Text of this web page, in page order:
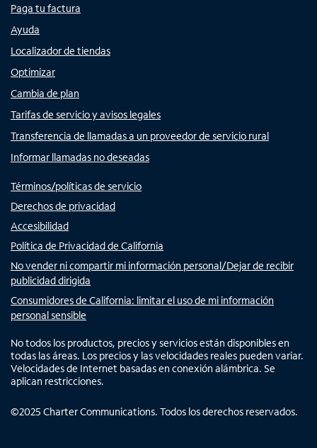
Paga tu factura
Ayuda
Localizador de tiendas
Optimizar
Cambia de plan
Tarifas de servicio y avisos legales
Transferencia de llamadas a un proveedor de servicio rural
Informar llamadas no deseadas
Términos/políticas de servicio
Derechos de privacidad
Accesibilidad
Política de Privacidad de California
No vender ni compartir mi información personal/Dejar de recibir
publicidad dirigida
Consumidores de California: limitar el uso de mi información
personal sensible
No todos los productos, precios y servicios están disponibles en
todas las áreas. Los precios y las velocidades reales pueden variar.
Velocidades de Internet basadas en conexión alámbrica. Se
aplican restricciones.
©2025 Charter Communications. Todos los derechos reservados.